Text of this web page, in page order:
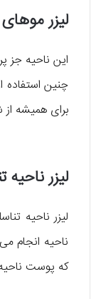
لیزر
این ناحیه جز
چنین استفاده
برای همیشه
لیزر ناحیه
لیزر ناحیه
ناحیه انجام
که پوست